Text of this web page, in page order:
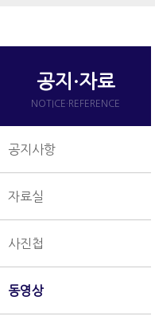
공지·자료
NOTICE·REFERENCE
공지사항
자료실
사진첩
동영상